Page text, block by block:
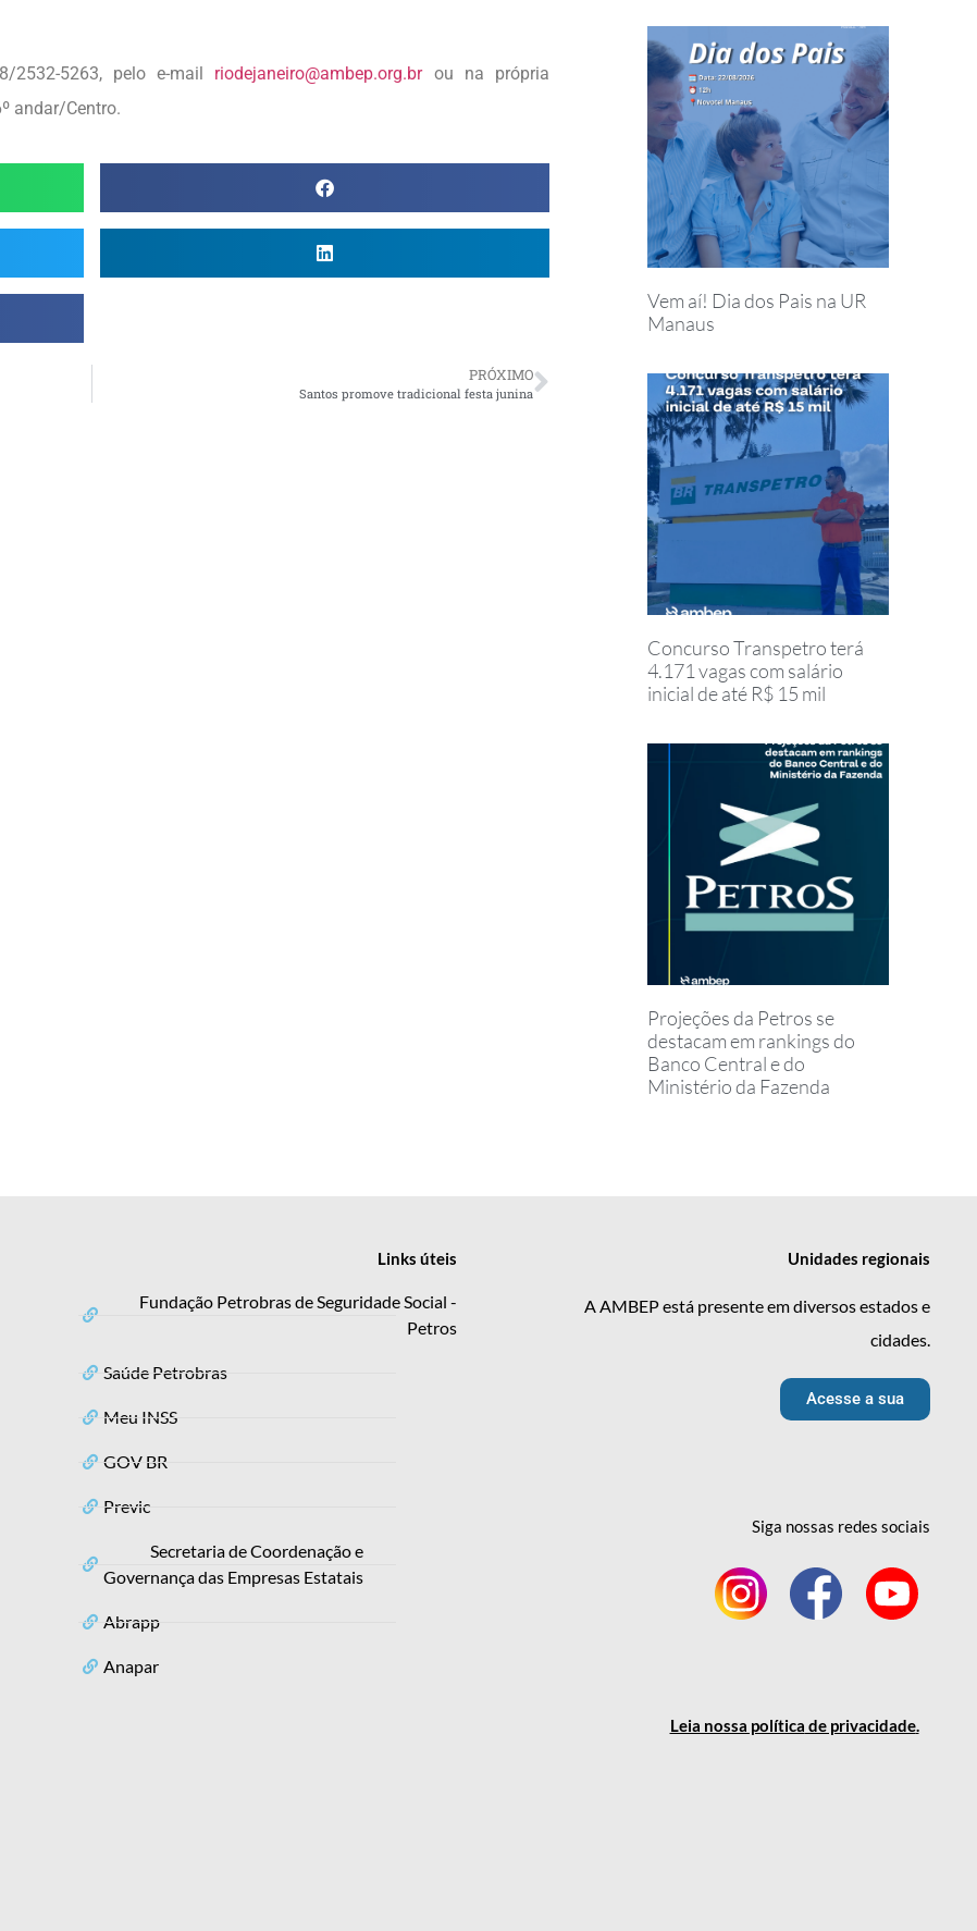
2532-5263, pelo e-mail riodejaneiro@ambep.org.brou na própria
andar/Centro.
PRÓXIMO
Santos promove tradicional festa junina
Vem aí! Dia dos Pais na UR
Manaus
Concurso Transpetro terá
4.171 vagas com salário
inicial de até R$ 15 mil
Projeções da Petros se
destacam em rankings do
Banco Central e do
Ministério da Fazenda
Links úteis
Fundação Petrobras de Seguridade Social -
Petros
Saúde Petrobras
Meu INSS
GOV BR
Previc
Secretaria de Coordenação e
Governança das Empresas Estatais
Abrapp
Anapar
Unidades regionais
A AMBEP está presente em diversos estados e
cidades.
Acesse a sua
Siga nossas redes sociais
Leia nossa política de privacidade.